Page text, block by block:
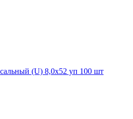
(U) 8,0х52 уп 100 шт